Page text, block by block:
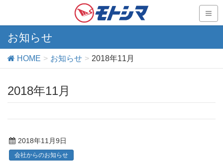
お知らせ
HOME お知らせ 2018年11月
2018年11月
2018年11月9日
会社からのお知らせ